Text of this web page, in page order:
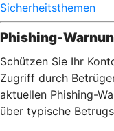
Sicherheitsthemen
Phishing-
Schützen Sie Ihr
Zugriff durch
aktuellen Phishing-
über typische